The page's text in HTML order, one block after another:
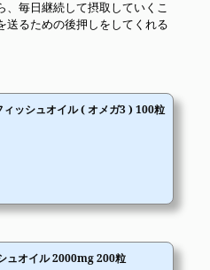
毎日継続して摂取していくこ
送るための後押しをしてくれる
ィッシュオイル ( オメガ3 ) 100粒
ュオイル 2000mg 200粒